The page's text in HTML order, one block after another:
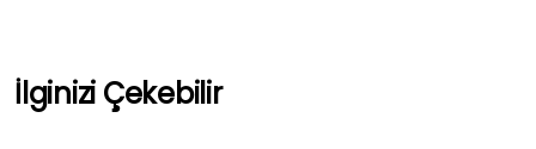
İlginizi Çekebilir